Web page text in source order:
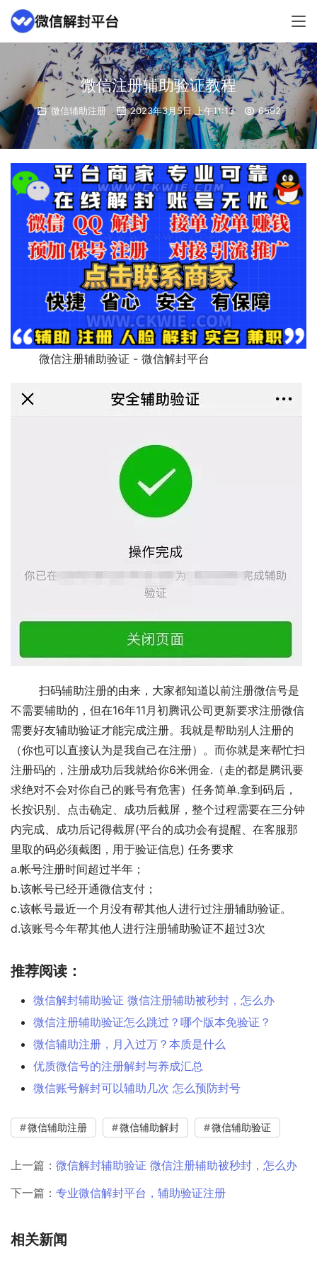
微信注册辅助验证教程
微信辅助注册 2023年3月5日 上午11:13 6592
        微信注册辅助验证 - 微信解封平台
不需要辅助的，但在16年11月初腾讯公司更新要求注册微信
需要好友辅助验证才能完成注册。我就是帮助别人注册的
（你也可以直接认为是我自己在注册）。而你就是来帮忙扫
注册码的，注册成功后我就给你6米佣金.（走的都是腾讯要
求绝对不会对你自己的账号有危害）任务简单.拿到码后，
长按识别、点击确定、成功后截屏，整个过程需要在三分钟
内完成、成功后记得截屏(平台的成功会有提醒、在客服那
里取的码必须截图，用于验证信息) 任务要求
a.帐号注册时间超过半年；
b.该帐号已经开通微信支付；
c.该帐号最近一个月没有帮其他人进行过注册辅助验证。
d.该账号今年帮其他人进行注册辅助验证不超过3次
推荐阅读：
微信解封辅助验证 微信注册辅助被秒封，怎么办
微信注册辅助验证怎么跳过？哪个版本免验证？
微信辅助注册，月入过万？本质是什么
优质微信号的注册解封与养成汇总
微信账号解封可以辅助几次 怎么预防封号
微信辅助注册 微信辅助解封 微信辅助验证
上一篇： 微信解封辅助验证 微信注册辅助被秒封，怎么办
下一篇： 专业微信解封平台，辅助验证注册
相关新闻